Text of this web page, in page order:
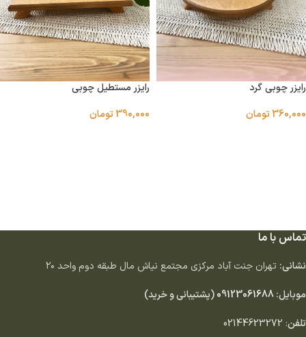
رایزر چوبی گرد
360,000تومان
رایزر مستطیل چوبی
390,000تومان
تماس با ما
نشانی: تهران جنت آباد مركزى مجتمع نياش مال طبقه دوم واحد ٢٠
موبایل:09123061688(پشتیبانی و خرید)
تلفن:
02144623272